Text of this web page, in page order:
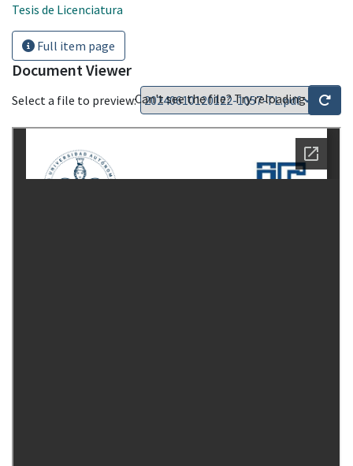
Tesis de Licenciatura
Full item page
Document Viewer
Select a file to preview:Can't see the file? Try reloading